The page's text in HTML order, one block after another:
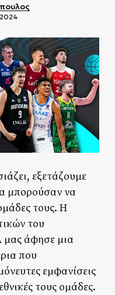
εξετάζουμε
μπορούσαν να
τους. Η
του
μας άφησε μια
που
εμφανίσεις
τους ομάδες.